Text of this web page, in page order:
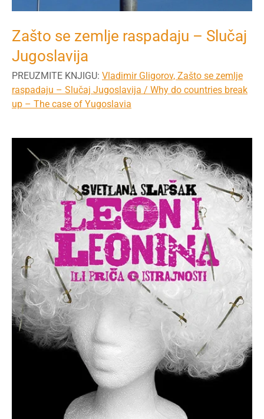
Zašto se zemlje raspadaju – Slučaj
Jugoslavija
PREUZMITE KNJIGU: Vladimir Gligorov, Zašto se zemlje
raspadaju – Slučaj Jugoslavija / Why do countries break
up – The case of Yugoslavia